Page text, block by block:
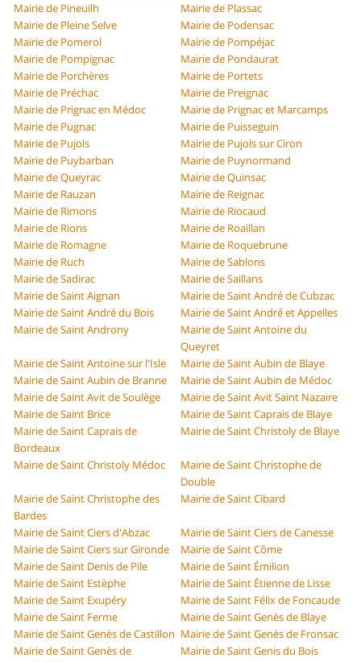
Mairie de Pineuilh
Mairie de Plassac
Mairie de Pleine Selve
Mairie de Podensac
Mairie de Pomerol
Mairie de Pompéjac
Mairie de Pompignac
Mairie de Pondaurat
Mairie de Porchères
Mairie de Portets
Mairie de Préchac
Mairie de Preignac
Mairie de Prignac en Médoc
Mairie de Prignac et Marcamps
Mairie de Pugnac
Mairie de Puisseguin
Mairie de Pujols
Mairie de Pujols sur Ciron
Mairie de Puybarban
Mairie de Puynormand
Mairie de Queyrac
Mairie de Quinsac
Mairie de Rauzan
Mairie de Reignac
Mairie de Rimons
Mairie de Riocaud
Mairie de Rions
Mairie de Roaillan
Mairie de Romagne
Mairie de Roquebrune
Mairie de Ruch
Mairie de Sablons
Mairie de Sadirac
Mairie de Saillans
Mairie de Saint Aignan
Mairie de Saint André de Cubzac
Mairie de Saint André du Bois
Mairie de Saint André et Appelles
Mairie de Saint Androny
Mairie de Saint Antoine du
Queyret
Mairie de Saint Antoine sur l'Isle
Mairie de Saint Aubin de Blaye
Mairie de Saint Aubin de Branne
Mairie de Saint Aubin de Médoc
Mairie de Saint Avit de Soulège
Mairie de Saint Avit Saint Nazaire
Mairie de Saint Brice
Mairie de Saint Caprais de Blaye
Mairie de Saint Caprais de
Bordeaux
Mairie de Saint Christoly de Blaye
Mairie de Saint Christoly Médoc
Mairie de Saint Christophe de
Double
Mairie de Saint Christophe des
Bardes
Mairie de Saint Cibard
Mairie de Saint Ciers d'Abzac
Mairie de Saint Ciers de Canesse
Mairie de Saint Ciers sur Gironde
Mairie de Saint Côme
Mairie de Saint Denis de Pile
Mairie de Saint Émilion
Mairie de Saint Estèphe
Mairie de Saint Étienne de Lisse
Mairie de Saint Exupéry
Mairie de Saint Félix de Foncaude
Mairie de Saint Ferme
Mairie de Saint Genès de Blaye
Mairie de Saint Genès de Castillon Mairie de Saint Genès de Fronsac
Mairie de Saint Genès de
Mairie de Saint Genis du Bois